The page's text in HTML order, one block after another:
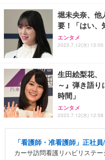
堀未央奈、他
要！「はい、
エンタメ
2023.7.12(水) 13:00
生田絵梨花、
～』弾き語
時間」
エンタメ
2023.7.12(水) 12:58
「看護師・准看護師」正社
カーサ訪問看護リハビリステ